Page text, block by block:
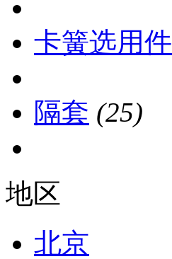
卡簧选用件
隔套 (25)
地区
北京